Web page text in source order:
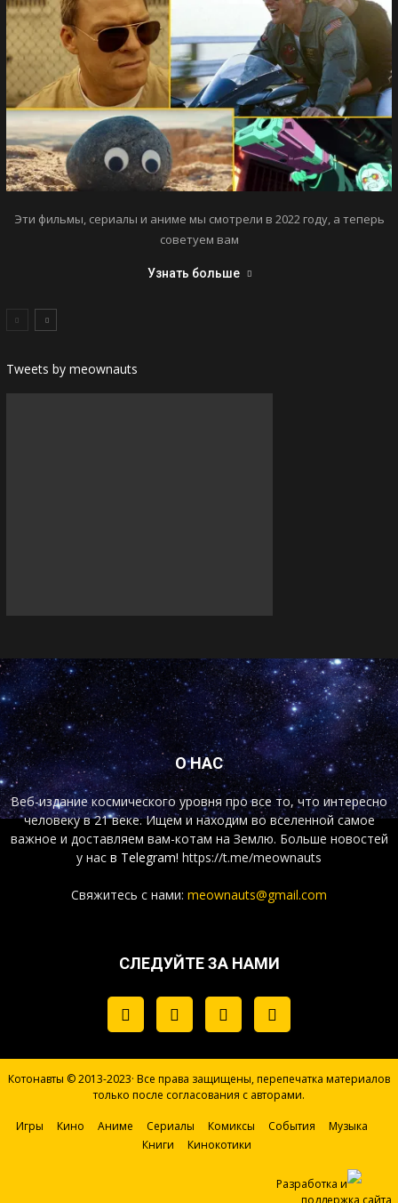
Эти фильмы, сериалы и аниме мы смотрели в 2022 году, а теперь
советуем вам
Узнать больше
Tweets by meownauts
О НАС
Веб-издание космического уровня про все то, что интересно
человеку в 21 веке. Ищем и находим во вселенной самое
важное и доставляем вам-котам на Землю. Больше новостей
у нас в Telegram! https://t.me/meownauts
Свяжитесь с нами: meownauts@gmail.com
СЛЕДУЙТЕ ЗА НАМИ
Котонавты © 2013-2023· Все права защищены, перепечатка материалов
только после согласования с авторами.
Игры Кино Аниме Сериалы Комиксы События
Музыка
Книги
Кинокотики
Разработка и